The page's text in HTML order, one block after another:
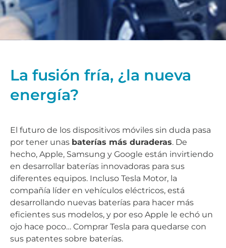
La fusión fría, ¿la nueva
energía?
El futuro de los dispositivos móviles sin duda pasa
por tener unas baterías más duraderas. De
hecho, Apple, Samsung y Google están invirtiendo
en desarrollar baterías innovadoras para sus
diferentes equipos. Incluso Tesla Motor, la
compañía líder en vehículos eléctricos, está
desarrollando nuevas baterías para hacer más
eficientes sus modelos, y por eso Apple le echó un
ojo hace poco… Comprar Tesla para quedarse con
sus patentes sobre baterías.